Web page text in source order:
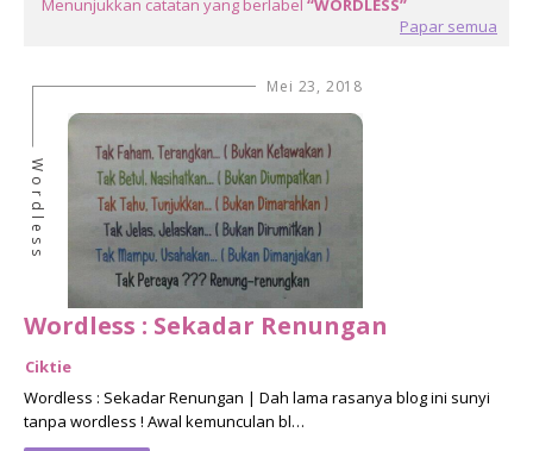
Menunjukkan catatan yang berlabel WORDLESS
Papar semua
Mei 23, 2018
Wordless
Wordless : Sekadar Renungan
Ciktie
Wordless : Sekadar Renungan | Dah lama rasanya blog ini sunyi
tanpa wordless ! Awal kemunculan bl…